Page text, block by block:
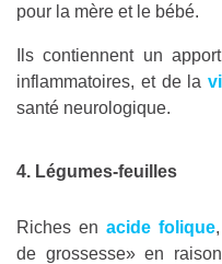
pour la mère et le bébé.
Ils contiennent un
inflammatoires, et de la
santé neurologique.
4. Légumes-feuilles
Riches en acide folique
de grossesse» en